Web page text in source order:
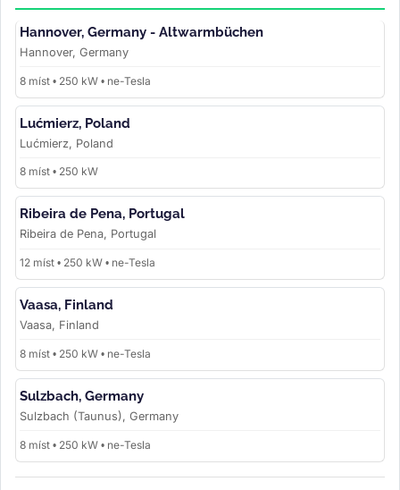
Hannover, Germany - Altwarmbüchen
Hannover, Germany
8 míst • 250 kW • ne-Tesla
Lućmierz, Poland
Lućmierz, Poland
8 míst • 250 kW
Ribeira de Pena, Portugal
Ribeira de Pena, Portugal
12 míst • 250 kW • ne-Tesla
Vaasa, Finland
Vaasa, Finland
8 míst • 250 kW • ne-Tesla
Sulzbach, Germany
Sulzbach (Taunus), Germany
8 míst • 250 kW • ne-Tesla